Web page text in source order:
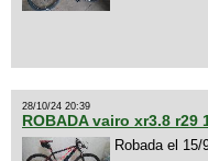
28/10/24 20:39
ROBADA vairo xr3.8 r29
Robada el